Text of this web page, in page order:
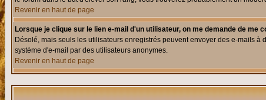
Revenir en haut de page
Lorsque je clique sur le lien e-mail d'un utilisateur, on me demande de me
Désolé, mais seuls les utilisateurs enregistrés peuvent envoyer des e-mails
système d'e-mail par des utilisateurs anonymes.
Revenir en haut de page